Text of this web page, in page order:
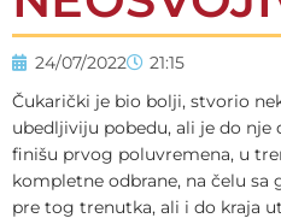
24/07/2022
21:15
Čukarički je bio bolji, stvorio
ubedljiviju pobedu, ali je do nje
finišu prvog poluvremena, u
kompletne odbrane, na čelu
pre tog trenutka, ali i do kraja